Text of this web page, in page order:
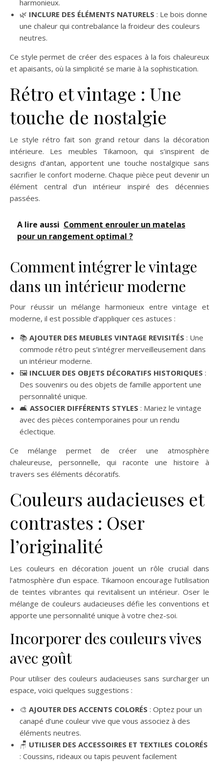
harmonieux.
🌿 INCLURE DES ÉLÉMENTS NATURELS : Le bois donne
une chaleur qui contrebalance la froideur des couleurs
neutres.
Ce style permet de créer des espaces à la fois chaleureux
et apaisants, où la simplicité se marie à la sophistication.
Rétro et vintage : Une
touche de nostalgie
Le style rétro fait son grand retour dans la décoration
intérieure. Les meubles Tikamoon, qui s’inspirent de
designs d’antan, apportent une touche nostalgique sans
sacrifier le confort moderne. Chaque pièce peut devenir un
élément central d’un intérieur inspiré des décennies
passées.
A lire aussi Comment enrouler un matelas
pour un rangement optimal ?
Comment intégrer le vintage
dans un intérieur moderne
Pour réussir un mélange harmonieux entre vintage et
moderne, il est possible d’appliquer ces astuces :
📚 AJOUTER DES MEUBLES VINTAGE REVISITÉS : Une
commode rétro peut s’intégrer merveilleusement dans
un intérieur moderne.
🖼️ INCLUER DES OBJETS DÉCORATIFS HISTORIQUES :
Des souvenirs ou des objets de famille apportent une
personnalité unique.
🛋️ ASSOCIER DIFFÉRENTS STYLES : Mariez le vintage
avec des pièces contemporaines pour un rendu
éclectique.
Ce mélange permet de créer une atmosphère
chaleureuse, personnelle, qui raconte une histoire à
travers ses éléments décoratifs.
Couleurs audacieuses et
contrastes : Oser
l’originalité
Les couleurs en décoration jouent un rôle crucial dans
l’atmosphère d’un espace. Tikamoon encourage l’utilisation
de teintes vibrantes qui revitalisent un intérieur. Oser le
mélange de couleurs audacieuses défie les conventions et
apporte une personnalité unique à votre chez-soi.
Incorporer des couleurs vives
avec goût
Pour utiliser des couleurs audacieuses sans surcharger un
espace, voici quelques suggestions :
🎨 AJOUTER DES ACCENTS COLORÉS : Optez pour un
canapé d’une couleur vive que vous associez à des
éléments neutres.
🪑 UTILISER DES ACCESSOIRES ET TEXTILES COLORÉS
: Coussins, rideaux ou tapis peuvent facilement